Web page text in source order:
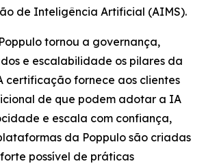
de Inteligência Artificial (AIMS).
tornou a governança,
e escalabilidade os pilares da
certificação fornece aos clientes
de que podem adotar a IA
e escala com confiança,
da Poppulo são criadas
possível de práticas